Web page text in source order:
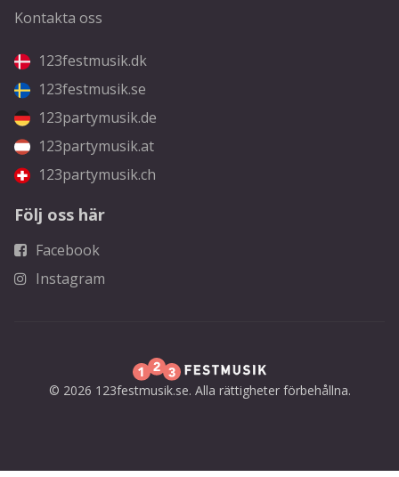
Kontakta oss
123festmusik.dk
123festmusik.se
123partymusik.de
123partymusik.at
123partymusik.ch
Följ oss här
Facebook
Instagram
© 2026 123festmusik.se. Alla rättigheter förbehållna.